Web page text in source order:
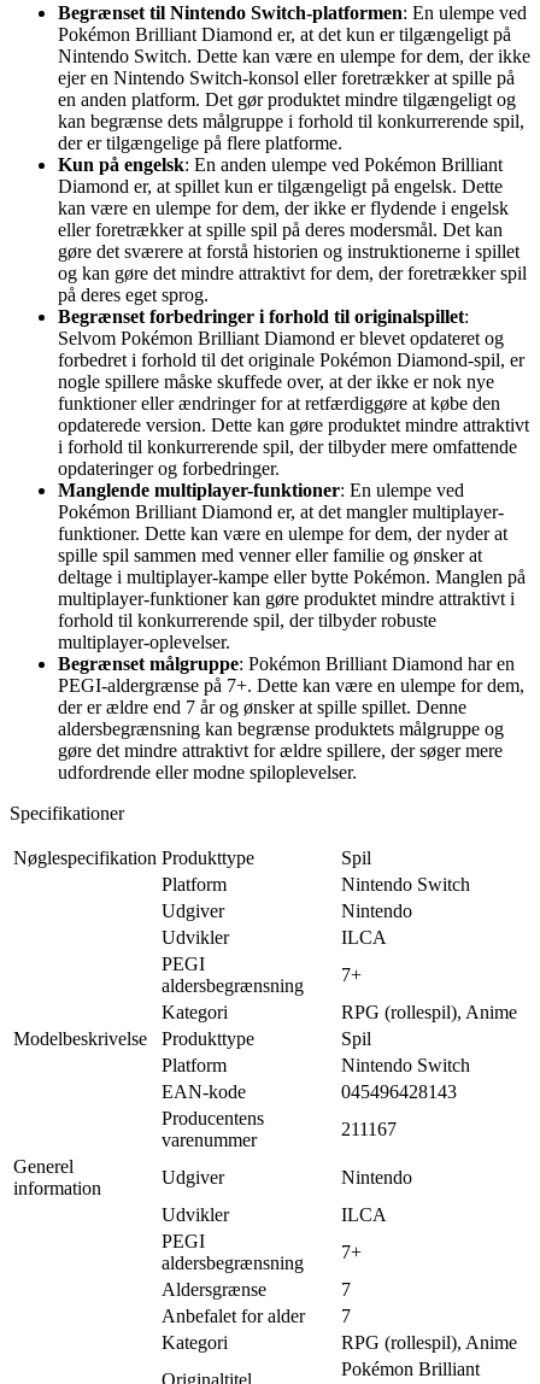
Begrænset til Nintendo Switch-platformen: En ulempe ved
Pokémon Brilliant Diamond er, at det kun er tilgængeligt på
Nintendo Switch. Dette kan være en ulempe for dem, der ikke
ejer en Nintendo Switch-konsol eller foretrækker at spille på
en anden platform. Det gør produktet mindre tilgængeligt og
kan begrænse dets målgruppe i forhold til konkurrerende spil,
der er tilgængelige på flere platforme.
Kun på engelsk: En anden ulempe ved Pokémon Brilliant
Diamond er, at spillet kun er tilgængeligt på engelsk. Dette
kan være en ulempe for dem, der ikke er flydende i engelsk
eller foretrækker at spille spil på deres modersmål. Det kan
gøre det sværere at forstå historien og instruktionerne i spillet
og kan gøre det mindre attraktivt for dem, der foretrækker spil
på deres eget sprog.
Begrænset forbedringer i forhold til originalspillet:
Selvom Pokémon Brilliant Diamond er blevet opdateret og
forbedret i forhold til det originale Pokémon Diamond-spil, er
nogle spillere måske skuffede over, at der ikke er nok nye
funktioner eller ændringer for at retfærdiggøre at købe den
opdaterede version. Dette kan gøre produktet mindre attraktivt
i forhold til konkurrerende spil, der tilbyder mere omfattende
opdateringer og forbedringer.
Manglende multiplayer-funktioner: En ulempe ved
Pokémon Brilliant Diamond er, at det mangler multiplayer-
funktioner. Dette kan være en ulempe for dem, der nyder at
spille spil sammen med venner eller familie og ønsker at
deltage i multiplayer-kampe eller bytte Pokémon. Manglen på
multiplayer-funktioner kan gøre produktet mindre attraktivt i
forhold til konkurrerende spil, der tilbyder robuste
multiplayer-oplevelser.
Begrænset målgruppe: Pokémon Brilliant Diamond har en
PEGI-aldergrænse på 7+. Dette kan være en ulempe for dem,
der er ældre end 7 år og ønsker at spille spillet. Denne
aldersbegrænsning kan begrænse produktets målgruppe og
gøre det mindre attraktivt for ældre spillere, der søger mere
udfordrende eller modne spiloplevelser.
Specifikationer
Nøglespecifikation Produkttype
Spil
Platform
Nintendo Switch
Udgiver
Nintendo
Udvikler
ILCA
PEGI
aldersbegrænsning
7+
Kategori
RPG (rollespil), Anime
Modelbeskrivelse
Produkttype
Spil
Platform
Nintendo Switch
EAN-kode
045496428143
Producentens
varenummer
211167
Generel
information
Udgiver
Nintendo
Udvikler
ILCA
PEGI
aldersbegrænsning
7+
Aldersgrænse
7
Anbefalet for alder
7
Kategori
RPG (rollespil), Anime
Originaltitel
Pokémon Brilliant